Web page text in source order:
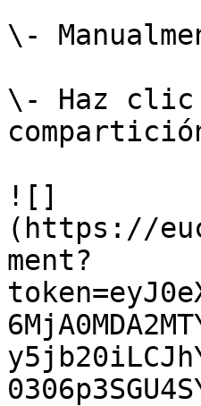
\-
\- Haz clic
![]
(https://
ment?